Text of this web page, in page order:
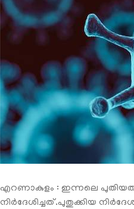
എറണാകുളം : ഇന്നലെ
നിര്‍ദേശിച്ചത്.പുതുക്കിയ